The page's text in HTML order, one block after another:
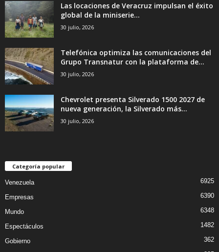
Las locaciones de Veracruz impulsan el éxito
global de la miniserie...
30 julio, 2026
Telefónica optimiza las comunicaciones del
Grupo Transnatur con la plataforma de...
30 julio, 2026
Chevrolet presenta Silverado 1500 2027 de
nueva generación, la Silverado más...
30 julio, 2026
Categoría popular
Venezuela 6925
Empresas 6390
Mundo 6348
Espectáculos 1482
Gobierno 362